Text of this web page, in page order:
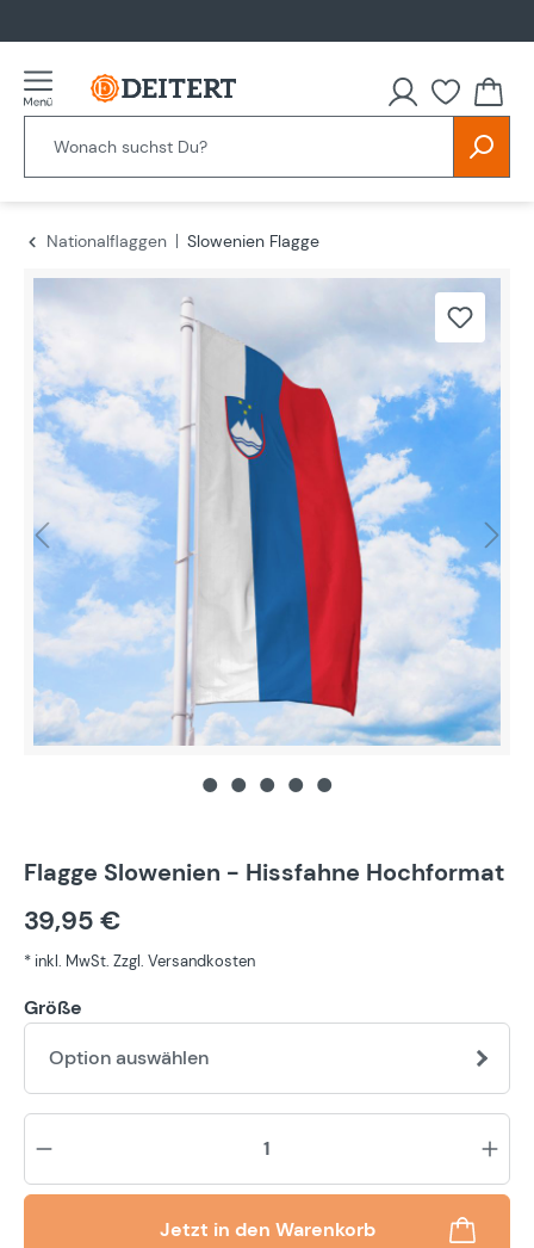
Nationalflaggen
Slowenien Flagge
Bildergalerie überspringen
Flagge Slowenien - Hissfahne Hochformat
39,95 €
* inkl. MwSt. Zzgl. Versandkosten
Größe
Option auswählen
Jetzt in den Warenkorb